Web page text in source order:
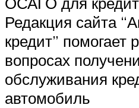
Редакция сайта
кредит” помогает
вопросах
обслуживания
автомобиль